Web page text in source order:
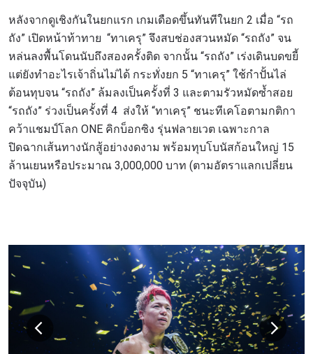
หลังจากดูเชิงกันในยกแรก เกมเดือดขึ้นทันทีในยก 2 เมื่อ “รถ
ถัง” เปิดหน้าท้าทาย “ทาเครุ” จึงสบช่องสวนหมัด “รถถัง” จน
หล่นลงพื้นโดนนับถึงสองครั้งติด จากนั้น “รถถัง” เร่งเดินบดขยี้
แต่ยังทำอะไรเจ้าถิ่นไม่ได้ กระทั่งยก 5 “ทาเครุ” ใช้กำปั้นไล่
ต้อนทุบจน “รถถัง” ล้มลงเป็นครั้งที่ 3 และตามรัวหมัดซ้ำสอย
“รถถัง” ร่วงเป็นครั้งที่ 4 ส่งให้ “ทาเครุ” ชนะทีเคโอตามกติกา
คว้าแชมป์โลก ONE คิกบ็อกซิง รุ่นฟลายเวต เฉพาะกาล
ปิดฉากเส้นทางนักสู้อย่างงดงาม พร้อมทุบโบนัสก้อนใหญ่ 15
ล้านเยนหรือประมาณ 3,000,000 บาท (ตามอัตราแลกเปลี่ยน
ปัจจุบัน)